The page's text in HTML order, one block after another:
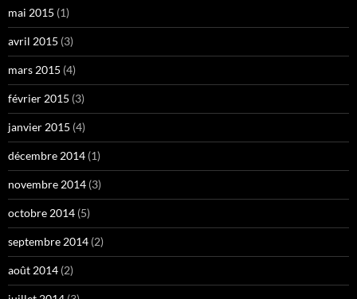
mai 2015 (1)
avril 2015 (3)
mars 2015 (4)
février 2015 (3)
janvier 2015 (4)
décembre 2014 (1)
novembre 2014 (3)
octobre 2014 (5)
septembre 2014 (2)
août 2014 (2)